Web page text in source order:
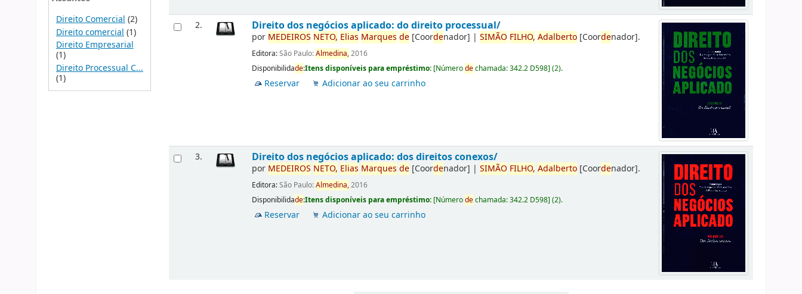
Direito Comercial (2)
Direito comercial (1)
Direito Empresarial
(1)
Direito Processual C...
(1)
2. Direito dos negócios aplicado: do direito processual/
por MEDEIROS NETO, Elias Marques de [Coordenador] |SIMÃO FILHO, Adalberto [Coordenador].
Editora:São Paulo:Almedina,2016
Disponibilidade:Itens disponíveis para empréstimo: [Númerodechamada:342.2 D598](2).
Reservar Adicionar ao seu carrinho
3. Direito dos negócios aplicado: dos direitos conexos/
por MEDEIROS NETO, Elias Marques de [Coordenador] |SIMÃO FILHO, Adalberto [Coordenador].
Editora:São Paulo:Almedina,2016
Disponibilidade:Itens disponíveis para empréstimo: [Númerodechamada:342.2 D598](2).
Reservar Adicionar ao seu carrinho